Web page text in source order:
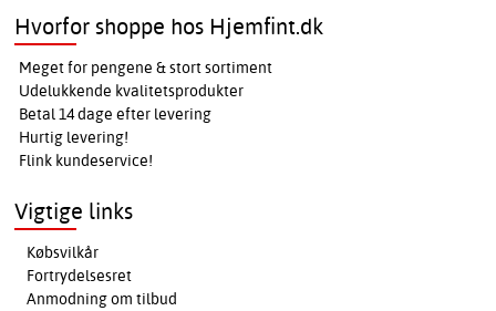
Hvorfor shoppe hos Hjemfint.dk
Meget for pengene & stort sortiment
Udelukkende kvalitetsprodukter
Betal 14 dage efter levering
Hurtig levering!
Flink kundeservice!
Vigtige links
Købsvilkår
Fortrydelsesret
Anmodning om tilbud